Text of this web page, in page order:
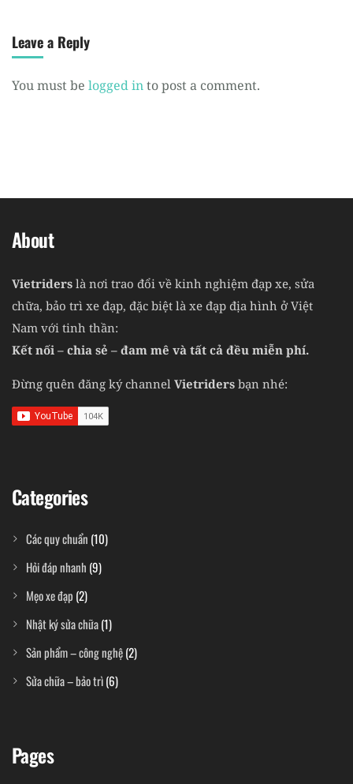
Leave a Reply
You must be logged into post a comment.
About
Vietriders là nơi trao đổi về kinh nghiệm đạp xe, sửa
chữa, bảo trì xe đạp, đặc biệt là xe đạp địa hình ở Việt
Nam với tinh thần:
Kết nối – chia sẻ – đam mê và tất cả đều miễn phí.
Đừng quên đăng ký channel Vietriders bạn nhé:
Categories
Các quy chuẩn (10)
Hỏi đáp nhanh (9)
Mẹo xe đạp (2)
Nhật ký sửa chữa(1)
Sản phẩm – công nghệ(2)
Sửa chữa – bảo trì(6)
Pages